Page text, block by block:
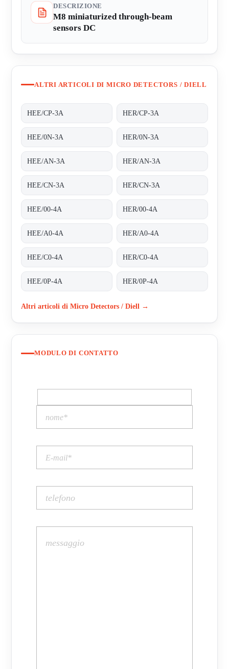
DESCRIZIONE
M8 miniaturized through-beam
sensors DC
ALTRI ARTICOLI DI MICRO DETECTORS / DIELL
HEE/CP-3A HER/CP-3A
HEE/0N-3A HER/0N-3A
HEE/AN-3A HER/AN-3A
HEE/CN-3A HER/CN-3A
HEE/00-4A HER/00-4A
HEE/A0-4A HER/A0-4A
HEE/C0-4A HER/C0-4A
HEE/0P-4A HER/0P-4A
Altri articoli di Micro Detectors / Diell →
MODULO DI CONTATTO